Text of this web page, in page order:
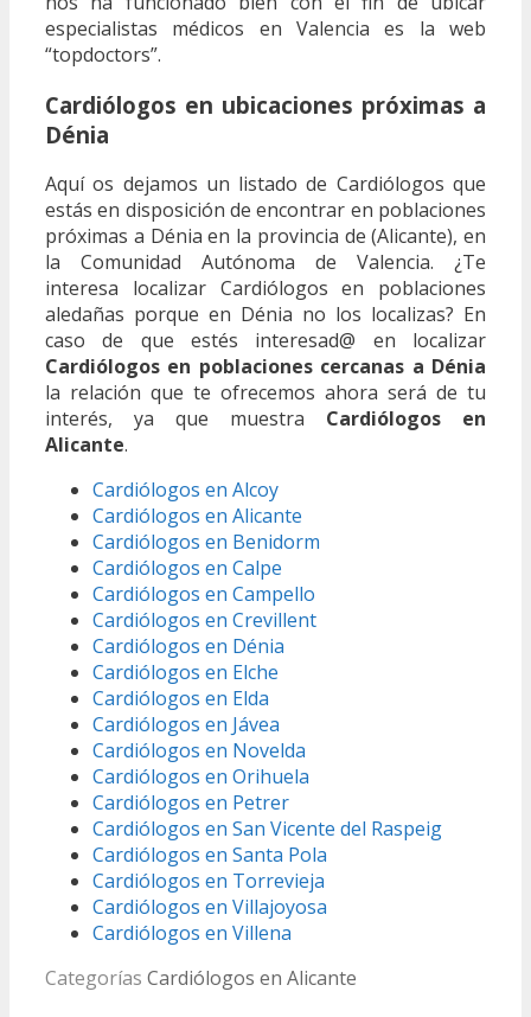
especialistas médicos en Valencia es la web
“topdoctors”.
Cardiólogos en ubicaciones próximas a
Dénia
Aquí os dejamos un listado de Cardiólogos que
estás en disposición de encontrar en poblaciones
próximas a Dénia en la provincia de (Alicante), en
la Comunidad Autónoma de Valencia. ¿Te
interesa localizar Cardiólogos en poblaciones
aledañas porque en Dénia no los localizas? En
caso de que estés interesad@ en localizar
Cardiólogos en poblaciones cercanas a Dénia
la relación que te ofrecemos ahora será de tu
interés, ya que muestra Cardiólogos en
Alicante.
Cardiólogos en Alcoy
Cardiólogos en Alicante
Cardiólogos en Benidorm
Cardiólogos en Calpe
Cardiólogos en Campello
Cardiólogos en Crevillent
Cardiólogos en Dénia
Cardiólogos en Elche
Cardiólogos en Elda
Cardiólogos en Jávea
Cardiólogos en Novelda
Cardiólogos en Orihuela
Cardiólogos en Petrer
Cardiólogos en San Vicente del Raspeig
Cardiólogos en Santa Pola
Cardiólogos en Torrevieja
Cardiólogos en Villajoyosa
Cardiólogos en Villena
Categorías Cardiólogos en Alicante